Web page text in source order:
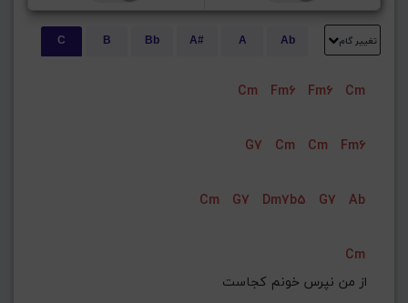
تغییر گام Ab
A
A#
Bb
B
C
ذخیره گام
Cm Fm6 Fm6 Cm
G7 Cm Cm Fm6
Cm G7 Dm7b5 G7 Ab
Cm
از من نپرس خونم کجاست